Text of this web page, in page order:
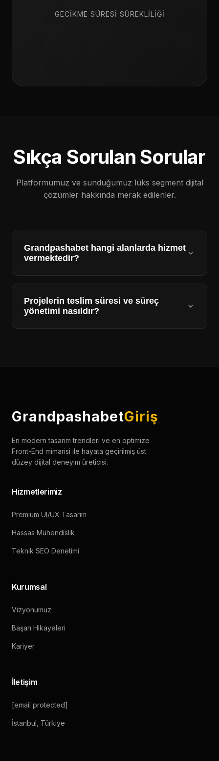
GECIKME SÜRESI SÜREKLILIĞI
Sıkça Sorulan Sorular
Platformumuz ve sunduğumuz lüks segment dijital
çözümler hakkında merak edilenler.
Grandpashabet hangi alanlarda hizmet
vermektedir?
dijital dönüşüm alanlarında uçtan uca lüks segment
çözümler sunmaktadır.
Projelerin teslim süresi ve süreç
yönetimi nasıldır?
GrandpashabetGiriş
En modern tasarım trendleri ve en optimize
Front-End mimarisi ile hayata geçirilmiş üst
düzey dijital deneyim üreticisi.
Hizmetlerimiz
Premium UI/UX Tasarım
Hassas Mühendislik
Teknik SEO Denetimi
Kurumsal
Vizyonumuz
Başarı Hikayeleri
Kariyer
İletişim
[email protected]
İstanbul, Türkiye